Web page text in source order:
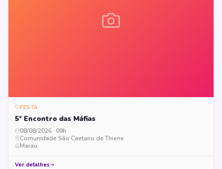
FESTA
5º Encontro das Máfias
08/08/2026 · 09h
Comunidade São Caetano de Thiene
Marau
Ver detalhes